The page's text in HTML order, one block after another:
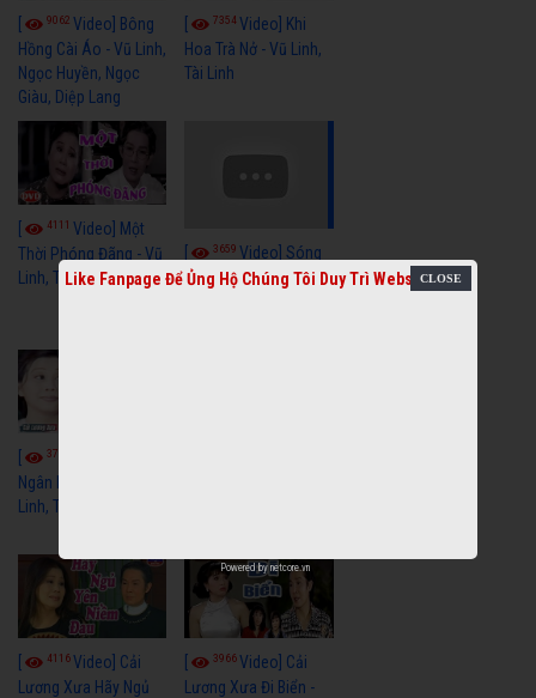
9062 Video] Bông
Hồng Cài Áo - Vũ Linh,
Ngọc Huyền, Ngọc
Giàu, Diệp Lang
7354Video] Khi
Hoa Trà Nở - Vũ Linh,
Tài Linh
4111 Video] Một
Thời Phóng Đãng - Vũ
Linh, Tài Linh, Chí Linh
3659Video] Sóng
Gió Làng Chài - Vũ
3770
Ngân Hà - Vũ Linh, Tài
Linh, Thoại Mỹ
4116Video] Cải
Lương Xưa Hãy Ngủ
3966Video] Cải
Lương Xưa Đi Biển -
Like Fanpage Để Ủng Hộ Chúng Tôi Duy Trì Website
Powered by netcore.vn